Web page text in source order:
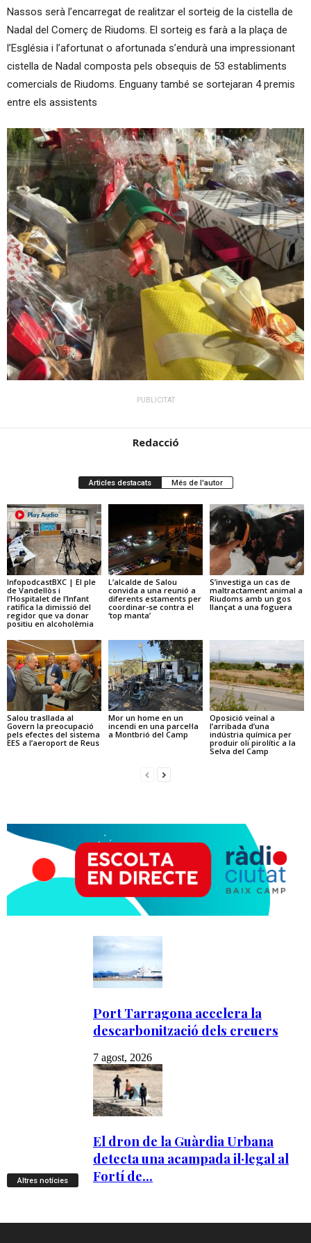
Nassos serà l’encarregat de realitzar el sorteig de la cistella de
Nadal del Comerç de Riudoms. El sorteig es farà a la plaça de
l’Església i l’afortunat o afortunada s’endurà una impressionant
cistella de Nadal composta pels obsequis de 53 establiments
comercials de Riudoms. Enguany també se sortejaran 4 premis
entre els assistents
PUBLICITAT
Redacció
Articles destacats Més de l'autor
InfopodcastBXC | El ple
de Vandellòs i
l’Hospitalet de l’Infant
ratifica la dimissió del
regidor que va donar
positiu en alcoholèmia
L’alcalde de Salou
convida a una reunió a
diferents estaments per
coordinar-se contra el
‘top manta’
S’investiga un cas de
maltractament animal a
Riudoms amb un gos
llançat a una foguera
Salou trasllada al
Govern la preocupació
pels efectes del sistema
EES a l’aeroport de Reus
Mor un home en un
incendi en una parcel·la
a Montbrió del Camp
Oposició veïnal a
l’arribada d’una
indústria química per
produir oli pirolític a la
Selva del Camp
Altres notícies